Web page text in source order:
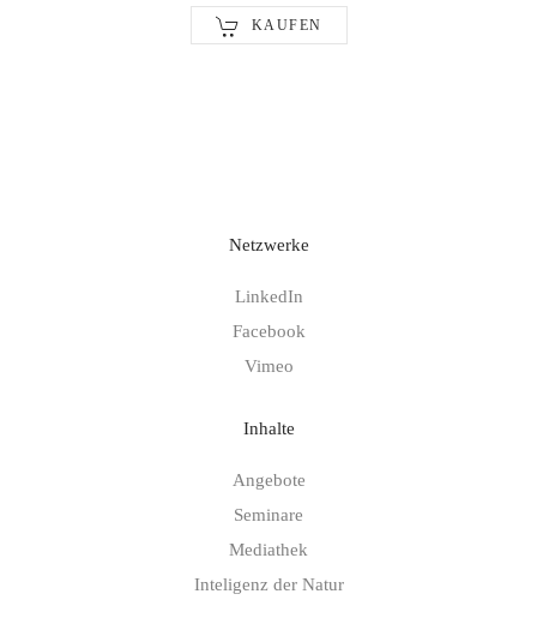
KAUFEN
Netzwerke
LinkedIn
Facebook
Vimeo
Inhalte
Angebote
Seminare
Mediathek
Inteligenz der Natur